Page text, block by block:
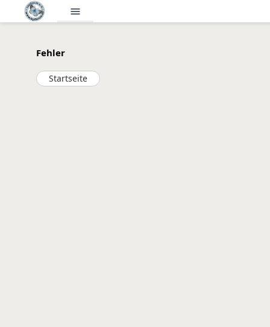
menu
Fehler
Startseite